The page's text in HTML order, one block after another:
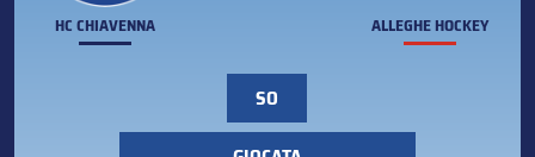
HC CHIAVENNA ALLEGHE HOCKEY
SO